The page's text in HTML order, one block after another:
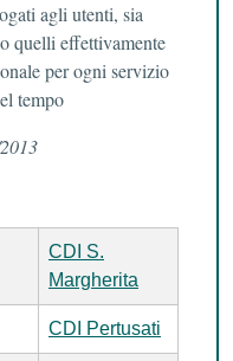
agli utenti, sia
quelli effettivamente
per ogni servizio
tempo
CDI S.
Margherita
CDI Pertusati